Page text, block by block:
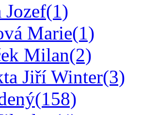
Jozef(1)
Marie(1)
Milan(2)
Jiří Winter(3)
(158)